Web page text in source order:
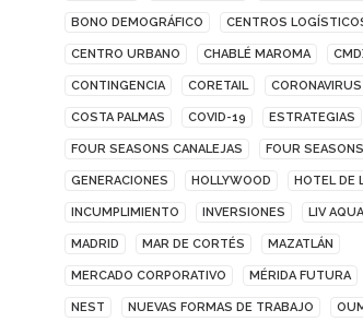
BONO DEMOGRÁFICO CENTROS
CENTRO URBANO CHABLÉ MAROMA
CONTINGENCIA CORETAIL CORONAVIRUS
COSTA PALMAS COVID-19 ESTRATEGIAS
FOUR SEASONS CANALEJAS FOUR
GENERACIONES HOLLYWOOD HOTEL DE
INCUMPLIMIENTO INVERSIONES LIV AQUA
MADRID MAR DE CORTÉS MAZATLÁN
MERCADO CORPORATIVO MÉRIDA FUTURA
NEST NUEVAS FORMAS DE TRABAJO